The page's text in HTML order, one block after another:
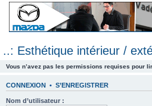
..: Esthétique intérieur /
Vous n’avez pas les permissions requises pour
CONNEXION • S’ENREGISTRER
Nom d’utilisateur :